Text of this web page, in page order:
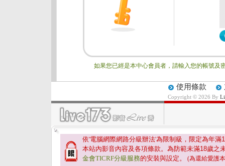
如果您已經是本中心會員者，請輸入您的帳號及
使用條款
Copyright © 2026 By
依'電腦網際網路分級辦法'為限制級，限定為年滿
本站內影音內容及各項條款。為防範未滿18歲之
金會TICRF分級服務的安裝與設定。 (為還給愛護